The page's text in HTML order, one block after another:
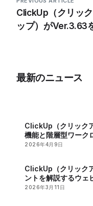
ClickUp（クリッ
ップ）がVer.3.63
成機能
最新のニュース
ClickUp（クリック
機能と階層型ワーク
2026年4月9日
ClickUp（クリック
ントを解説するウェ
2026年3月11日